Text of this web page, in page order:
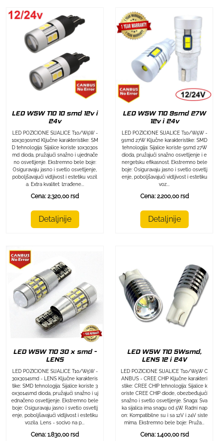
LED W5W T10 10 smd 12v i
24v
LED POZICIONE SIJALICE T10/W5W -
10x3030smd Ključne karakteristike: SM
D tehnologija: Sijalice koriste 10x3030s
md dioda, pružajući snažno i ujednače
no osvetljenje. Ekstremno bele boje:
Osiguravaju jasno i svetlo osvetljenje,
poboljšavajući vidljivost i estetiku vozil
a. Extra kvalitet: Izrađene...
Cena: 2.320,00 rsd
Detaljnije
LED W5W T10 9smd 27W
12v i 24v
LED POZICIONE SIJALICE T10/W5W -
9smd 27W Ključne karakteristike: SMD
tehnologija: Sijalice koriste 9smd 27W
dioda, pružajući snažno osvetljenje i e
nergetsku efikasnost. Ekstremno bele
boje: Osiguravaju jasno i svetlo osvetlj
enje, poboljšavajući vidljivost i estetiku
voz...
Cena: 2.200,00 rsd
Detaljnije
LED W5W T10 30 x smd -
LENS
LED POZICIONE SIJALICE T10/W5W -
30x3014smd - LENS Ključne karakteris
tike: SMD tehnologija: Sijalice koriste 3
0x3014smd dioda, pružajući snažno i uj
ednačeno osvetljenje. Ekstremno bele
boje: Osiguravaju jasno i svetlo osvetlj
enje, poboljšavajući vidljivost i estetiku
vozila. Lens - socivo na p...
Cena: 1.830,00 rsd
LED W5W T10 5Wsmd,
LENS 12 i 24V
LED POZICIONE SIJALICE T10/W5W C
ANBUS - CREE CHIP Ključne karakteri
stike: CREE CHIP tehnologija: Sijalice k
oriste CREE CHIP diode, obezbeđujući
snažno i svetlo osvetljenje. Snaga: Sva
ka sijalica ima snagu od 5W. Radni nap
on: Kompatibilne su i sa 12V i 24V siste
mima. Ekstremno bele boje: Pruža...
Cena: 1.400,00 rsd